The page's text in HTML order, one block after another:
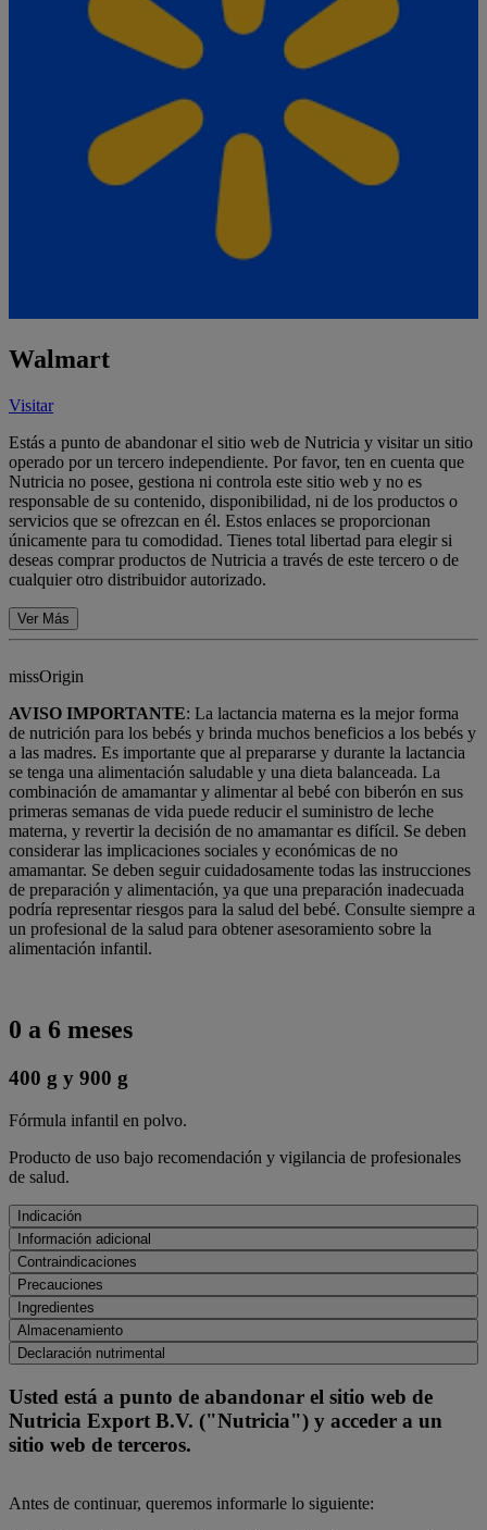
Walmart
Visitar
Estás a punto de abandonar el sitio web de Nutricia y visitar un sitio
operado por un tercero independiente. Por favor, ten en cuenta que
Nutricia no posee, gestiona ni controla este sitio web y no es
responsable de su contenido, disponibilidad, ni de los productos o
servicios que se ofrezcan en él. Estos enlaces se proporcionan
únicamente para tu comodidad. Tienes total libertad para elegir si
deseas comprar productos de Nutricia a través de este tercero o de
cualquier otro distribuidor autorizado.
Ver Más
missOrigin
AVISO IMPORTANTE: La lactancia materna es la mejor forma
de nutrición para los bebés y brinda muchos beneficios a los bebés y
a las madres. Es importante que al prepararse y durante la lactancia
se tenga una alimentación saludable y una dieta balanceada. La
combinación de amamantar y alimentar al bebé con biberón en sus
primeras semanas de vida puede reducir el suministro de leche
materna, y revertir la decisión de no amamantar es difícil. Se deben
considerar las implicaciones sociales y económicas de no
amamantar. Se deben seguir cuidadosamente todas las instrucciones
de preparación y alimentación, ya que una preparación inadecuada
podría representar riesgos para la salud del bebé. Consulte siempre a
un profesional de la salud para obtener asesoramiento sobre la
alimentación infantil.
0 a 6 meses
400 g y 900 g
Fórmula infantil en polvo.
Producto de uso bajo recomendación y vigilancia de profesionales
de salud.
Indicación
Información adicional
Contraindicaciones
Precauciones
Ingredientes
Almacenamiento
Declaración nutrimental
Usted está a punto de abandonar el sitio web de
Nutricia Export B.V. ("Nutricia") y acceder a un
sitio web de terceros.
Antes de continuar, queremos informarle lo siguiente: